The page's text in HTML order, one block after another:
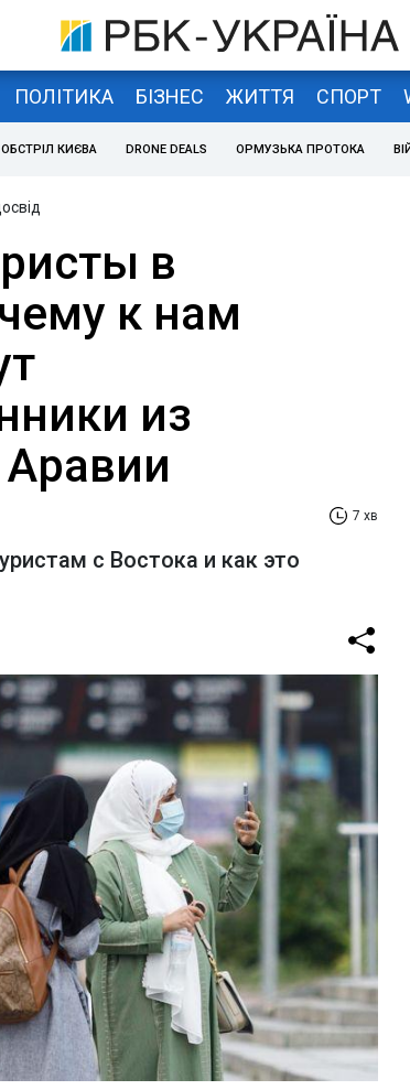
ПОЛІТИКА БІЗНЕС ЖИТТЯ СПОРТ
ОБСТРІЛ КИЄВА DRONE DEALS ОРМУЗЬКА ПРОТОКА
в
к нам
из
7 хв
с Востока и как это